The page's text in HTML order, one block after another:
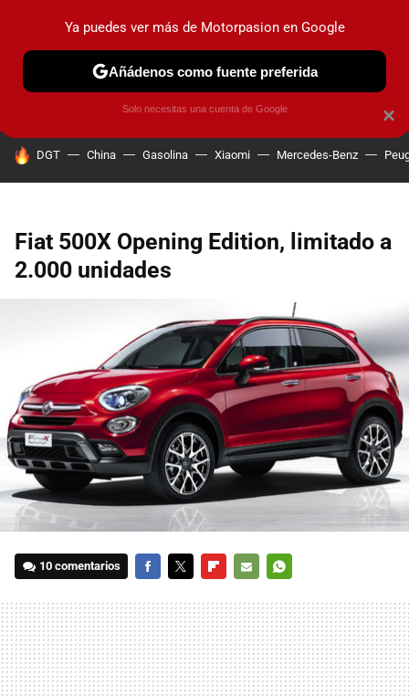
PRUEBAS COCHES ELÉCTRICOS OBSERVATORIO
HOY SE HABLA DE
DGT China Gasolina Xiaomi Mercedes-Benz
Fiat 500X Opening Edition, limitado a
2.000 unidades
10 comentarios
MAIL
×
Ya puedes ver más de Motorpasion en Google
Añádenos como fuente preferida
Solo necesitas una cuenta de Google